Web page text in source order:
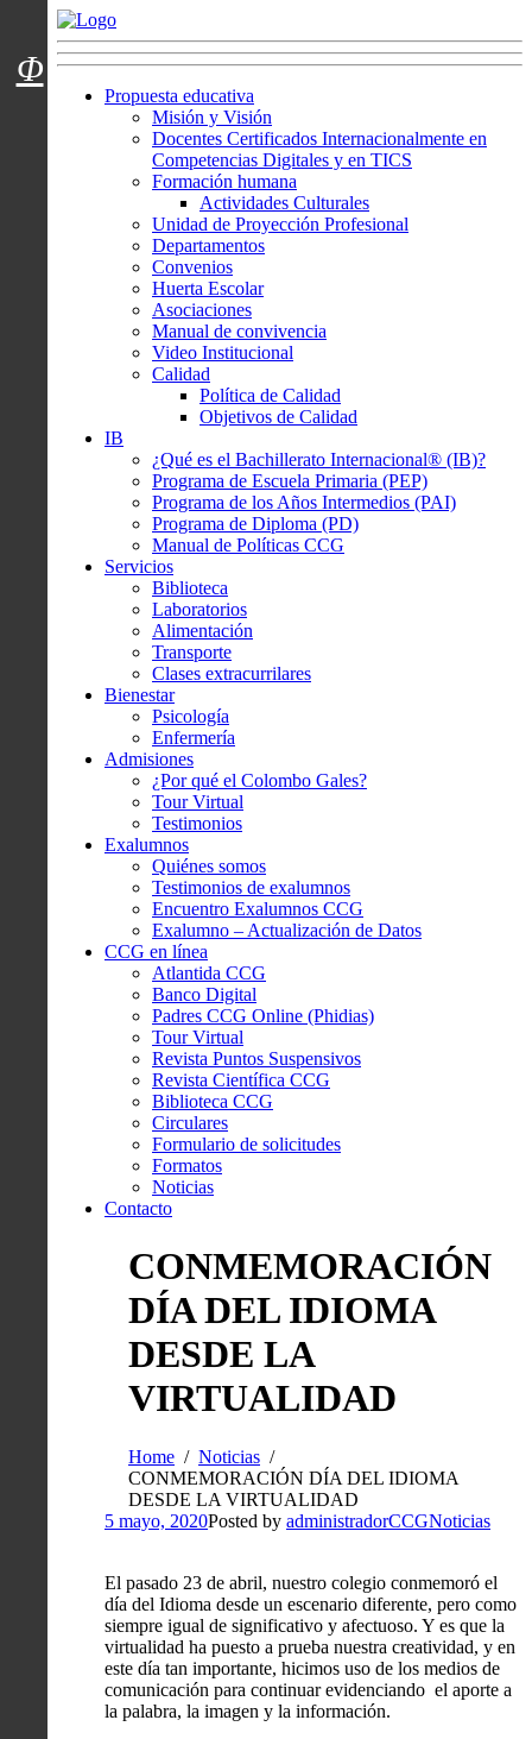
Menú usuarios
Propuesta educativa
Misión y Visión
Docentes Certificados Internacionalmente en
Competencias Digitales y en TICS
Formación humana
Actividades Culturales
Unidad de Proyección Profesional
Departamentos
Convenios
Huerta Escolar
Asociaciones
Manual de convivencia
Video Institucional
Calidad
Política de Calidad
Objetivos de Calidad
IB
¿Qué es el Bachillerato Internacional® (IB)?
Programa de Escuela Primaria (PEP)
Programa de los Años Intermedios (PAI)
Programa de Diploma (PD)
Manual de Políticas CCG
Servicios
Biblioteca
Laboratorios
Alimentación
Transporte
Clases extracurrilares
Bienestar
Psicología
Enfermería
Admisiones
¿Por qué el Colombo Gales?
Tour Virtual
Testimonios
Exalumnos
Quiénes somos
Testimonios de exalumnos
Encuentro Exalumnos CCG
Exalumno – Actualización de Datos
CCG en línea
Atlantida CCG
Banco Digital
Padres CCG Online (Phidias)
Tour Virtual
Revista Puntos Suspensivos
Revista Científica CCG
Biblioteca CCG
Circulares
Formulario de solicitudes
Formatos
Noticias
Contacto
CONMEMORACIÓN
DÍA DEL IDIOMA
DESDE LA
VIRTUALIDAD
Home
Noticias
CONMEMORACIÓN DÍA DEL IDIOMA
DESDE LA VIRTUALIDAD
5 mayo, 2020Posted by administradorCCGNoticias
El pasado 23 de abril, nuestro colegio conmemoró el
día del Idioma desde un escenario diferente, pero como
siempre igual de significativo y afectuoso. Y es que la
virtualidad ha puesto a prueba nuestra creatividad, y en
este día tan importante, hicimos uso de los medios de
comunicación para continuar evidenciando el aporte a
la palabra, la imagen y la información.
Φ